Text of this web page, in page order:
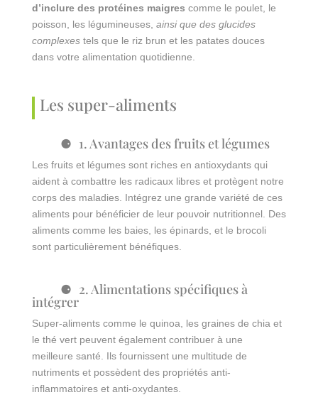
d’inclure des protéines maigres comme le poulet, le
poisson, les légumineuses, ainsi que des glucides
complexestels que le riz brun et les patates douces
dans votre alimentation quotidienne.
Les super-aliments
1. Avantages des fruits et légumes
Les fruits et légumes sont riches en antioxydants qui
aident à combattre les radicaux libres et protègent notre
corps des maladies. Intégrez une grande variété de ces
aliments pour bénéficier de leur pouvoir nutritionnel. Des
aliments comme les baies, les épinards, et le brocoli
sont particulièrement bénéfiques.
2. Alimentations spécifiques à
intégrer
Super-aliments comme le quinoa, les graines de chia et
le thé vert peuvent également contribuer à une
meilleure santé. Ils fournissent une multitude de
nutriments et possèdent des propriétés anti-
inflammatoires et anti-oxydantes.